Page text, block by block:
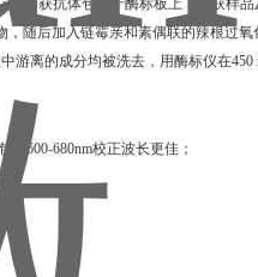
将捕获抗体包被于酶标板上，捕获样
，随后加入链霉亲和素偶联的辣根过
游离的成分均被洗去，用酶标仪在
含600-680nm校正波长更佳；